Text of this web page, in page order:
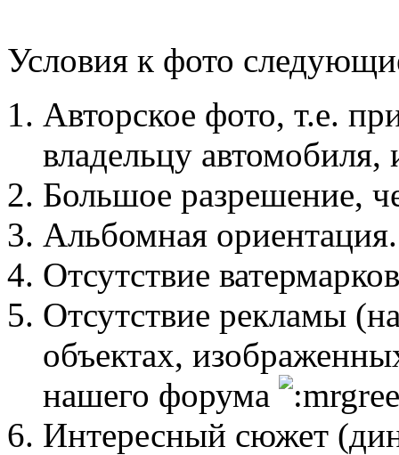
Условия к фото
Авторское фото, т.е.
владельцу
Большое разрешение,
Альбомная ориентация.
Отсутствие
Отсутствие рекламы
объектах,
нашего форума
Интересный сюжет